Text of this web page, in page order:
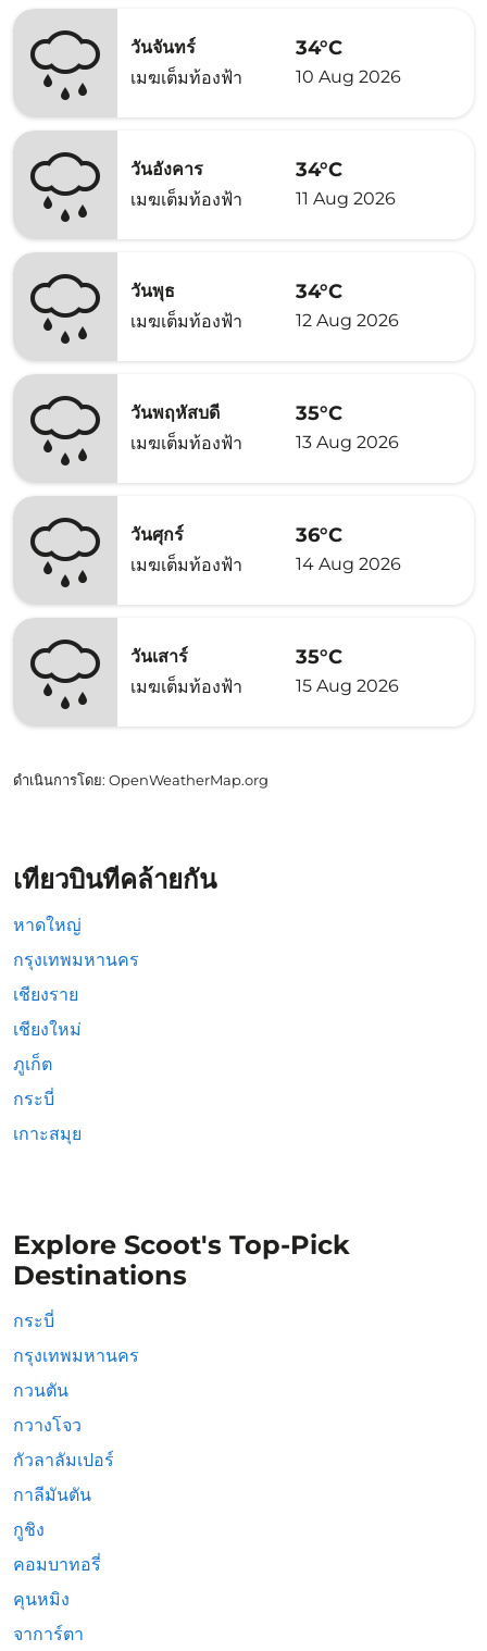
วันจันทร์
เมฆเต็มท้องฟ้า
34°C
10 Aug 2026
วันอังคาร
เมฆเต็มท้องฟ้า
34°C
11 Aug 2026
วันพุธ
เมฆเต็มท้องฟ้า
34°C
12 Aug 2026
วันพฤหัสบดี
เมฆเต็มท้องฟ้า
35°C
13 Aug 2026
วันศุกร์
เมฆเต็มท้องฟ้า
36°C
14 Aug 2026
วันเสาร์
เมฆเต็มท้องฟ้า
35°C
15 Aug 2026
ดำเนินการโดย: OpenWeatherMap.org
เที่ยวบินที่คล้ายกัน
หาดใหญ่
กรุงเทพมหานคร
เชียงราย
เชียงใหม่
ภูเก็ต
กระบี่
เกาะสมุย
Explore Scoot's Top-Pick
Destinations
กระบี่
กรุงเทพมหานคร
กวนตัน
กวางโจว
กัวลาลัมเปอร์
กาลีมันตัน
กูชิง
คอมบาทอรี่
คุนหมิง
จาการ์ตา